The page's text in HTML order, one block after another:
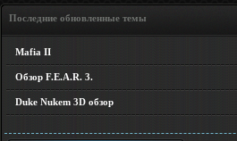
Последние
Mafia II
Обзор F.E.A.R. 3.
Duke Nukem 3D обзор